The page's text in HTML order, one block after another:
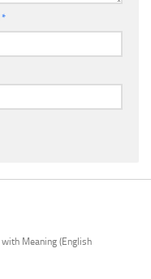
*
Meaning (English